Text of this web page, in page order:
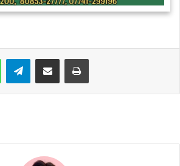
WhatsAppTelegramShare via Email Print